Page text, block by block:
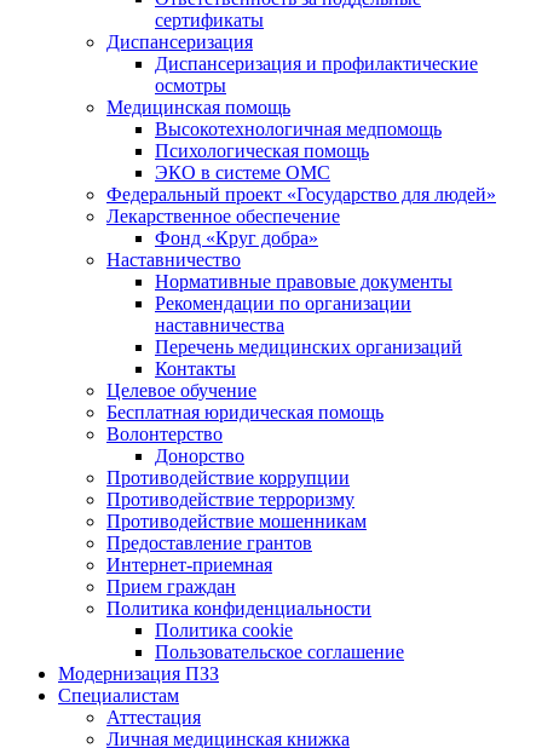
сертификаты
Диспансеризация
Диспансеризация и профилактические
осмотры
Медицинская помощь
Высокотехнологичная медпомощь
Психологическая помощь
ЭКО в системе ОМС
Федеральный проект «Государство для людей»
Лекарственное обеспечение
Фонд «Круг добра»
Наставничество
Нормативные правовые документы
Рекомендации по организации
наставничества
Перечень медицинских организаций
Контакты
Целевое обучение
Бесплатная юридическая помощь
Волонтерство
Донорство
Противодействие коррупции
Противодействие терроризму
Противодействие мошенникам
Предоставление грантов
Интернет-приемная
Прием граждан
Политика конфиденциальности
Политика cookie
Пользовательское соглашение
Модернизация ПЗЗ
Специалистам
Аттестация
Личная медицинская книжка